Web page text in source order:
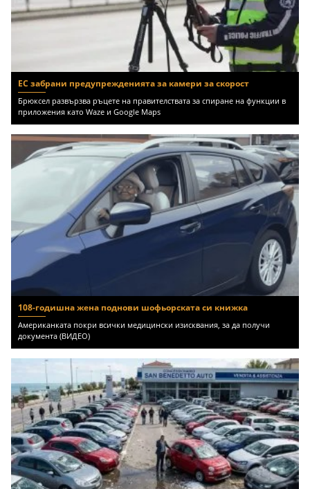
ЕС забрани предупрежденията за камери за скорост
Брюксел развързва ръцете на правителствата за спиране на функции в
приложения като Waze и Google Maps
108-годишна жена поднови шофьорската си книжка
Американката покри всички медицински изисквания, за да получи
документа (ВИДЕО)